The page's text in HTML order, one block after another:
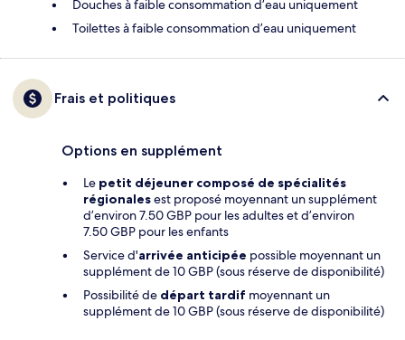
Douches à faible consommation d’eau uniquement
Toilettes à faible consommation d’eau uniquement
Frais et politiques
Options en supplément
Le petit déjeuner composé de spécialités
régionalesest proposé moyennant un supplément
d’environ 7.50 GBP pour les adultes et d’environ
7.50 GBP pour les enfants
Service d'arrivée anticipée possible moyennant un
supplément de 10 GBP (sous réserve de disponibilité)
Possibilité de départ tardif moyennant un
supplément de 10 GBP (sous réserve de disponibilité)